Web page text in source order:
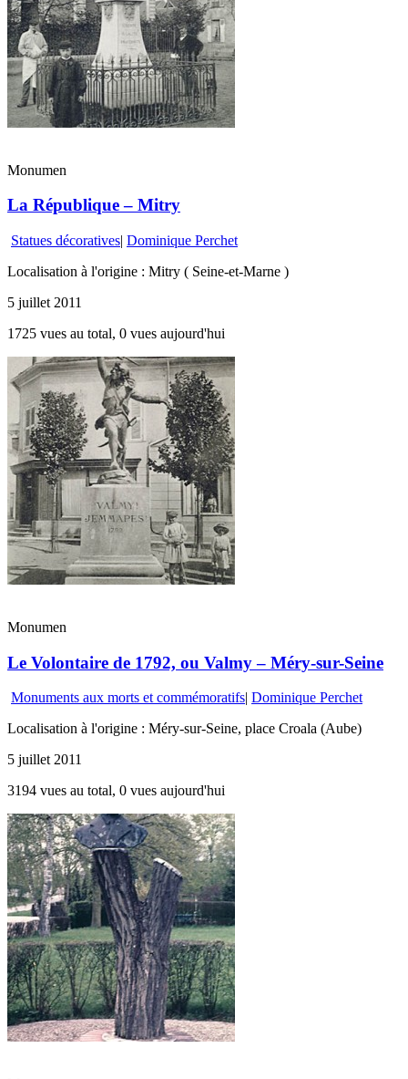
Monumen
La République – Mitry
Statues décoratives| Dominique Perchet
Localisation à l'origine : Mitry ( Seine-et-Marne )
5 juillet 2011
1725 vues au total, 0 vues aujourd'hui
Monumen
Le Volontaire de 1792, ou Valmy – Méry-sur-Seine
Monuments aux morts et commémoratifs| Dominique Perchet
Localisation à l'origine : Méry-sur-Seine, place Croala (Aube)
5 juillet 2011
3194 vues au total, 0 vues aujourd'hui